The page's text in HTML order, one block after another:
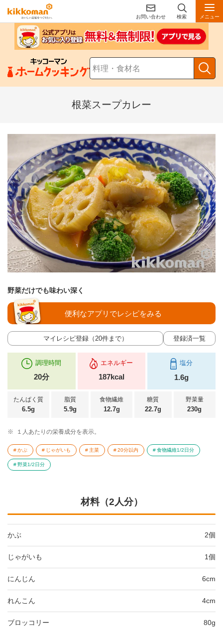
お問い合わせ 検索 メニュー
根菜スープカレー
野菜だけでも味わい深く
マイレシピ登録（20件まで） 登録済一覧
便利なアプリでレシピをみる
調理時間
20分
エネルギー
187kcal
塩分
1.6g
たんぱく質
6.5g
脂質
5.9g
食物繊維
12.7g
糖質
22.7g
野菜量
230g
※ １人あたりの栄養成分を表示。
かぶ じゃがいも 主菜 20分以内 食物繊維1/2日分
野菜1/2日分
材料（2人分）
かぶ 2個
じゃがいも 1個
にんじん 6cm
れんこん 4cm
ブロッコリー 80g